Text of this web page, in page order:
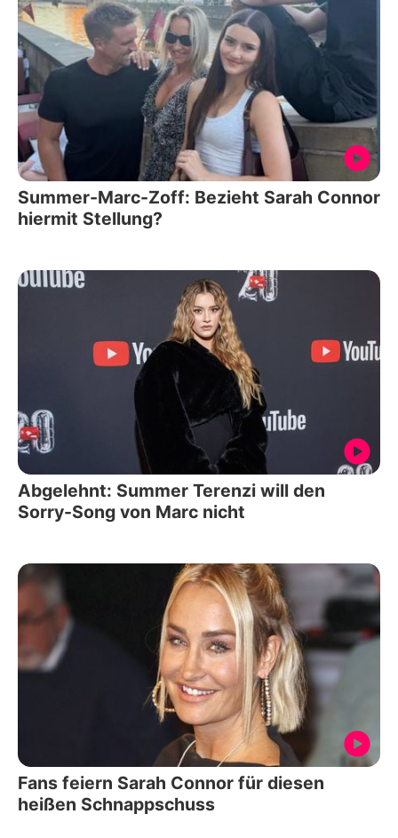
Summer-Marc-Zoff: Bezieht Sarah Connor
hiermit Stellung?
Abgelehnt: Summer Terenzi will den
Sorry-Song von Marc nicht
Fans feiern Sarah Connor für diesen
heißen Schnappschuss